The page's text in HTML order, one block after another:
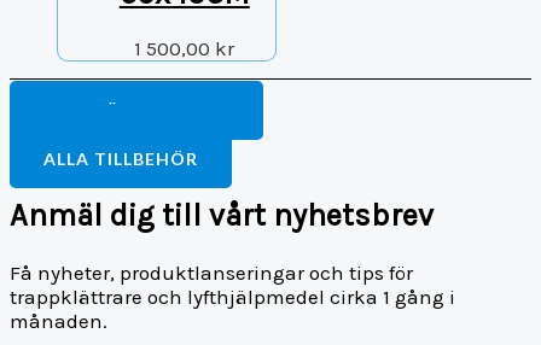
1 500,00 kr
FORTSÄTT HANDLA
ALLA TILLBEHÖR
Anmäl dig till vårt nyhetsbrev
Få nyheter, produktlanseringar och tips för
trappklättrare och lyfthjälpmedel cirka 1 gång i
månaden.